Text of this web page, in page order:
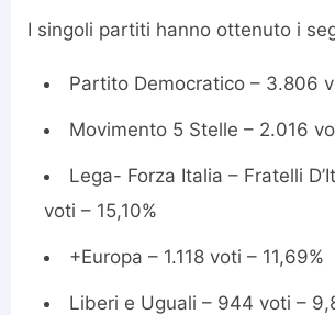
I singoli partiti hanno ottenuto i
Partito Democratico – 3.806
Movimento 5 Stelle – 2.016
Lega- Forza Italia – Fratelli
voti – 15,10%
+Europa – 1.118 voti – 11,69%
Liberi e Uguali – 944 voti –